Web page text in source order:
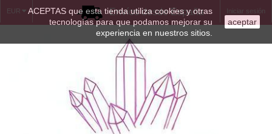
ACEPTAS que esta tienda utiliza cookies y otras
tecnologías para que podamos mejorar su
experiencia en nuestros sitios.
aceptar
EUR Iniciar sesión
Envíos desde España